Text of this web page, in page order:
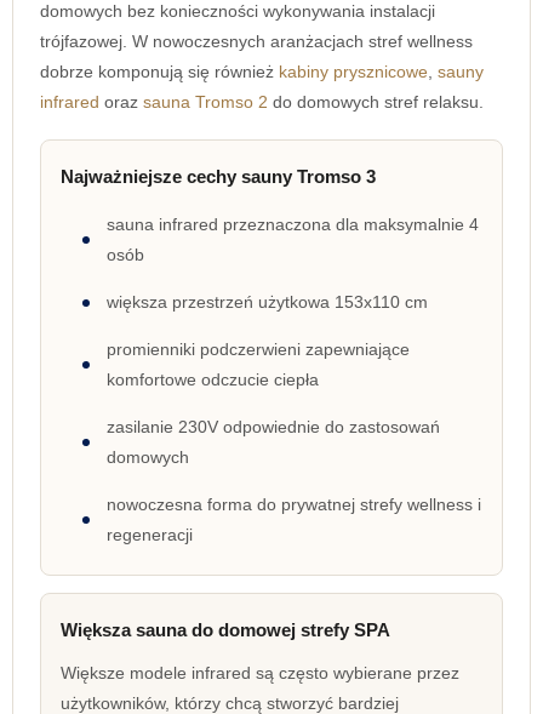
domowych bez konieczności wykonywania instalacji
trójfazowej. W nowoczesnych aranżacjach stref wellness
dobrze komponują się również kabiny prysznicowe sauny
infrared oraz sauna Tromso 2 do domowych stref relaksu.
Najważniejsze cechy sauny Tromso 3
sauna infrared przeznaczona dla maksymalnie 4
osób
większa przestrzeń użytkowa 153x110 cm
promienniki podczerwieni zapewniające
komfortowe odczucie ciepła
zasilanie 230V odpowiednie do zastosowań
domowych
nowoczesna forma do prywatnej strefy wellness i
regeneracji
Większa sauna do domowej strefy SPA
Większe modele infrared są często wybierane przez
użytkowników, którzy chcą stworzyć bardziej